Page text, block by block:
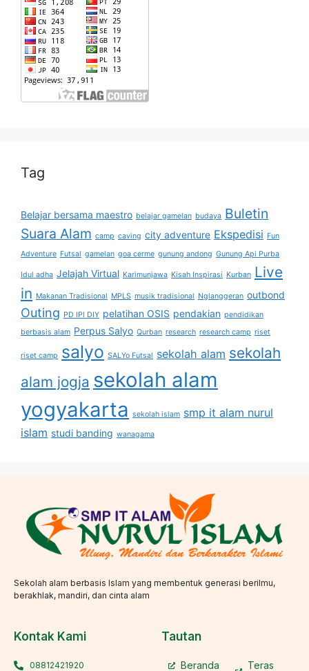
Tag
Belajar bersama maestro belajar gamelan budaya Buletin
Suara Alam camp caving city adventure Ekspedisi Fun
Adventure Futsal gamelan goa cerme gunung andong Gunung Api Purba
Idul adha Jelajah Virtual Karimunjawa Kisah Inspirasi Kurban Live
in Makanan Tradisional MPLS musik tradisional Nglanggeran outbond
Outing PD IPI DIY pelatihan OSIS pendakian pendidikan
berbasis alam Perpus Salyo Qurban research research camp riset
riset camp salyo SALYo Futsal sekolah alam sekolah
alam jogja sekolah alam
yogyakarta sekolah islam smp it alam nurul
islam studi banding wanagama
Sekolah alam berbasis Islam yang membentuk generasi berilmu,
berakhlak, mandiri, dan cinta alam
Kontak Kami
08812421920
Tautan
Beranda Teras